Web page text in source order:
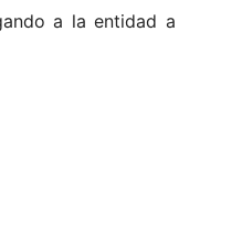
a la entidad a